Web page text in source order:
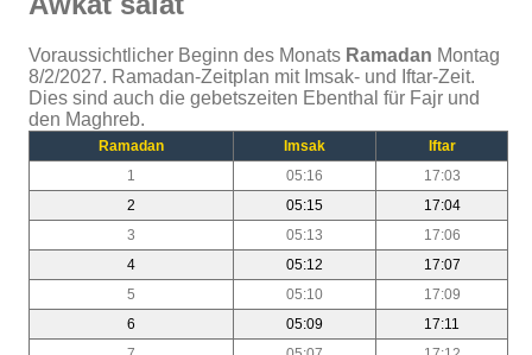
Voraussichtlicher Beginn des Monats Ramadan Montag
8/2/2027. Ramadan-Zeitplan mit Imsak- und Iftar-Zeit.
Dies sind auch die gebetszeiten Ebenthal für Fajr und
den Maghreb.
Ramadan Imsak
Iftar
1
05:16
17:03
2
05:15
17:04
3
05:13
17:06
4
05:12
17:07
5
05:10
17:09
6
05:09
17:11